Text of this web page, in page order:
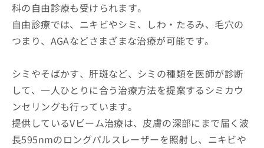
科の自由診療も受けられます。
自由診療では、ニキビやシミ、しわ・たるみ、毛穴の
つまり、AGAなどさまざまな治療が可能です。
シミやそばかす、肝斑など、シミの種類を医師が診断
して、一人ひとりに合う治療方法を提案するシミカウ
ンセリングも行っています。
提供しているVビーム治療は、皮膚の深部にまで届く波
長595nmのロングパルスレーザーを照射し、ニキビや